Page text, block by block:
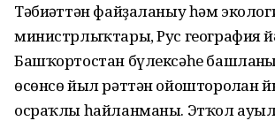
Тәбиғәттән файҙаланыу һәм
министрлыҡтары, Рус география
Башҡортостан бүлексәһе
өсөнсө йыл рәттән
осраҡлы һайланманы. Этҡол